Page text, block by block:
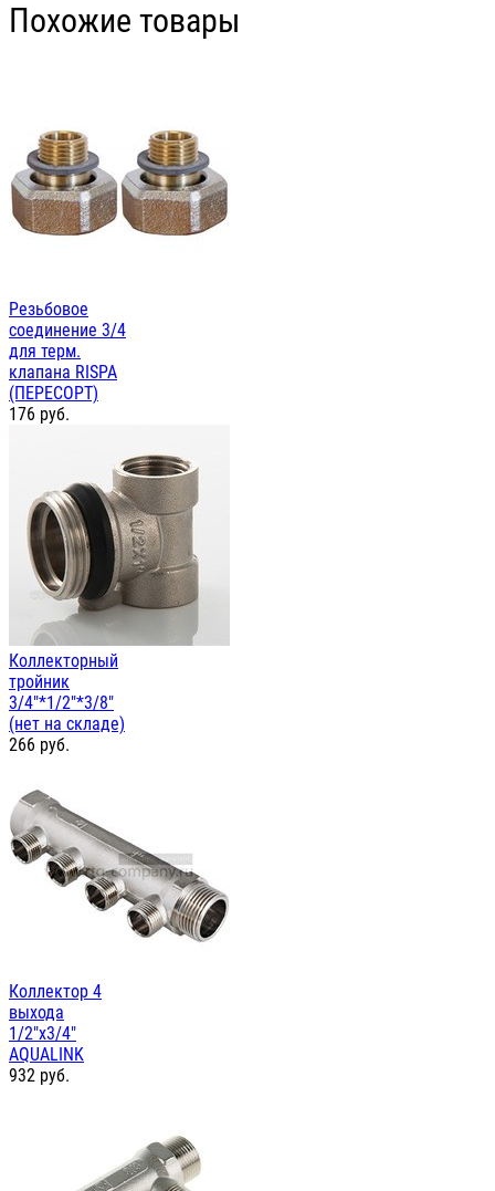
Похожие товары
Резьбовое
соединение 3/4
для терм.
клапана RISPA
(ПЕРЕСОРТ)
176 руб.
Коллекторный
тройник
3/4"*1/2"*3/8"
(нет на складе)
266 руб.
Коллектор 4
выхода
1/2"х3/4"
AQUALINK
932 руб.